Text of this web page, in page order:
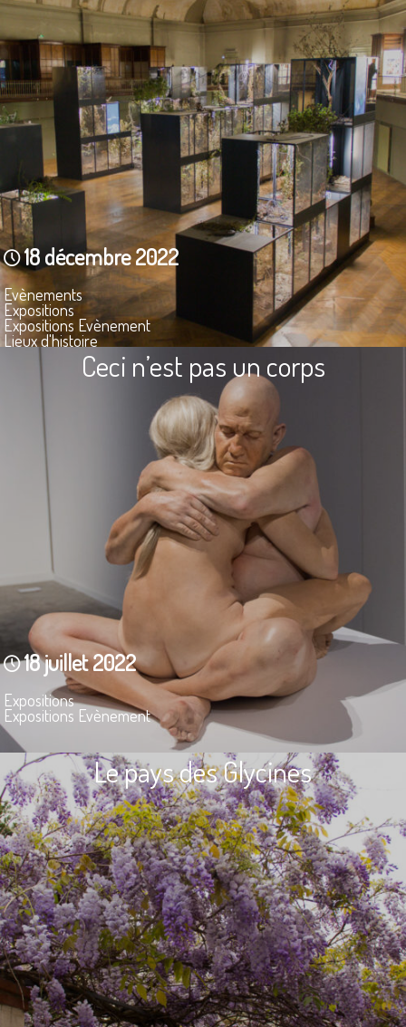
18 décembre 2022
Evènements
Expositions
Expositions Evènement
Lieux d'histoire
Musées Ceci n’est pas un corps
18 juillet 2022
Expositions
Expositions Evènement
Le pays des Glycines